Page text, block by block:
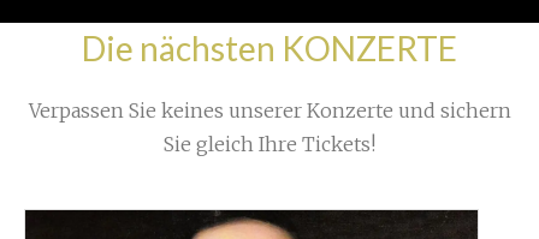
E.V.
Die nächsten KONZERTE
Verpassen Sie keines unserer Konzerte und sichern
Sie gleich Ihre Tickets!